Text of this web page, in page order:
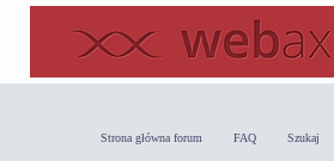
Strona główna forum FAQ Szukaj